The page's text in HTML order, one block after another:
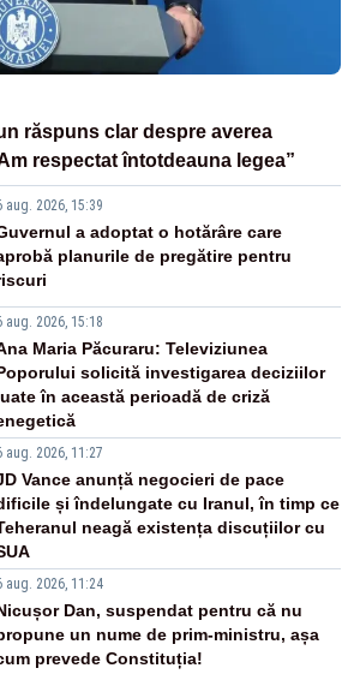
răspuns clar despre averea
respectat întotdeauna legea”
aug. 2026, 15:39
a adoptat o hotărâre care
planurile de pregătire pentru
aug. 2026, 15:18
Maria Păcuraru: Televiziunea
solicită investigarea deciziilor
în această perioadă de criză
aug. 2026, 11:27
Vance anunță negocieri de pace
și îndelungate cu Iranul, în timp ce
neagă existența discuțiilor cu
aug. 2026, 11:24
Dan, suspendat pentru că nu
un nume de prim-ministru, așa
prevede Constituția!